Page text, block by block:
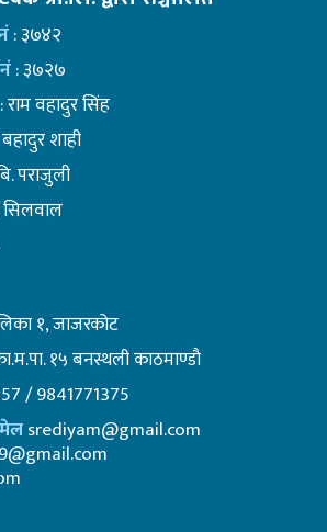
: ३७४२
: ३७२७
: राम वहादुर सिंह
शाही
पराजुली
१, जाजरकोट
१५ बनस्थली काठमाण्डाै
/ 9841771375
srediyam@gmail.com